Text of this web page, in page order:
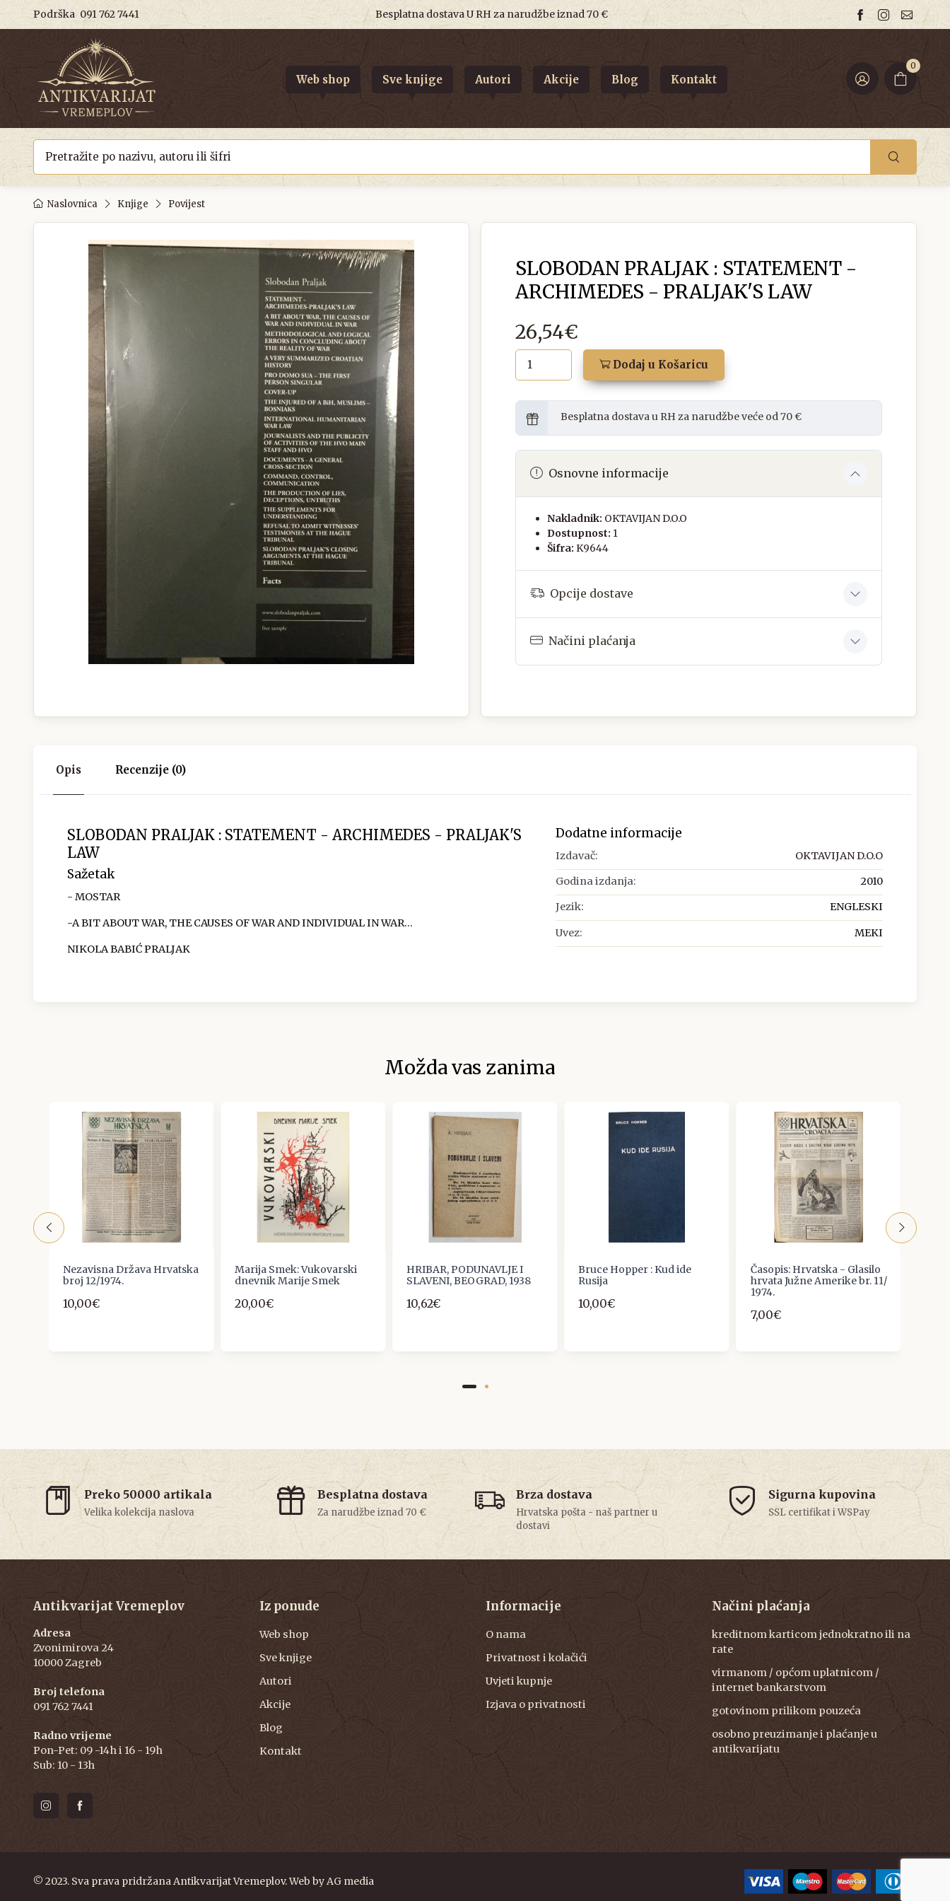
Podrška 091 762 7441 Besplatna dostava U RH za narudžbe iznad 70 €
0
Web shop Sve knjige Autori Akcije Blog Kontakt
Naslovnica Knjige Povijest
SLOBODAN PRALJAK : STATEMENT -
ARCHIMEDES - PRALJAK'S LAW
26,54€
Dodaj u Košaricu
Besplatna dostava u RH za narudžbe veće od 70 €
Osnovne informacije
Nakladnik: OKTAVIJAN D.O.O
Dostupnost: 1
Šifra: K9644
Opcije dostave
Načini plaćanja
Opis Recenzije (0)
SLOBODAN PRALJAK : STATEMENT - ARCHIMEDES - PRALJAK'S
LAW
Sažetak
- MOSTAR
-A BIT ABOUT WAR, THE CAUSES OF WAR AND INDIVIDUAL IN WAR...
NIKOLA BABIĆ PRALJAK
Dodatne informacije
Izdavač: OKTAVIJAN D.O.O
Godina izdanja: 2010
Jezik: ENGLESKI
Uvez: MEKI
Možda vas zanima
Nezavisna Država Hrvatska
broj 12/1974.
10,00€
Marija Smek: Vukovarski
dnevnik Marije Smek
20,00€
HRIBAR, PODUNAVLJE I
SLAVENI, BEOGRAD, 1938
10,62€
Bruce Hopper : Kud ide
Rusija
10,00€
Časopis: Hrvatska - Glasilo
hrvata Južne Amerike br. 11/
1974.
7,00€
Preko 50000 artikala
Velika kolekcija naslova
Besplatna dostava
Za narudžbe iznad 70 €
Brza dostava
Hrvatska pošta - naš partner u
dostavi
Sigurna kupovina
SSL certifikat i WSPay
Antikvarijat Vremeplov
Adresa
Zvonimirova 24
10000 Zagreb
Broj telefona
091 762 7441
Radno vrijeme
Pon-Pet: 09 -14h i 16 - 19h
Sub: 10 - 13h
Iz ponude
Web shop
Sve knjige
Autori
Akcije
Blog
Kontakt
Informacije
O nama
Privatnost i kolačići
Uvjeti kupnje
Izjava o privatnosti
Načini plaćanja
kreditnom karticom jednokratno ili na
rate
virmanom / općom uplatnicom /
internet bankarstvom
gotovinom prilikom pouzeća
osobno preuzimanje i plaćanje u
antikvarijatu
© 2023. Sva prava pridržana Antikvarijat Vremeplov. Web byAG media